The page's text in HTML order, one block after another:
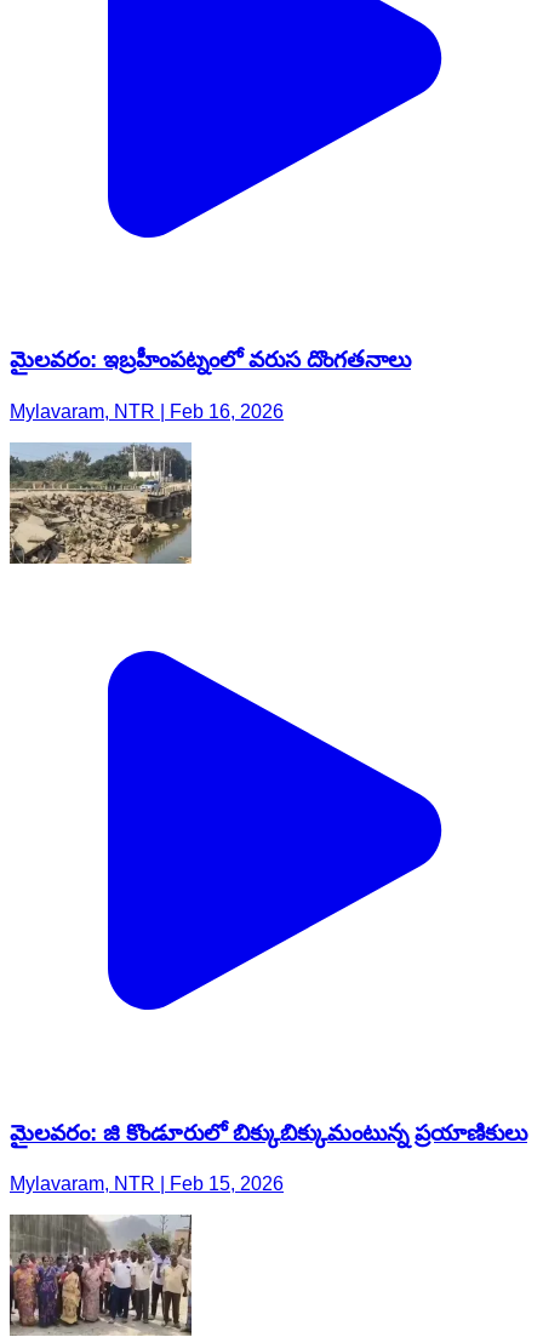
మైలవరం: ఇబ్రహీంపట్నంలో వరుస దొంగతనాలు
Mylavaram, NTR | Feb 16, 2026
మైలవరం: జి కొండూరులో బిక్కుబిక్కుమంటున్న ప్రయాణికులు
Mylavaram, NTR | Feb 15, 2026